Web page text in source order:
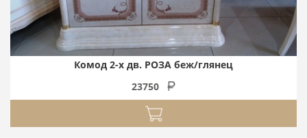
Комод 2-х дв. РОЗА беж/глянец
23750